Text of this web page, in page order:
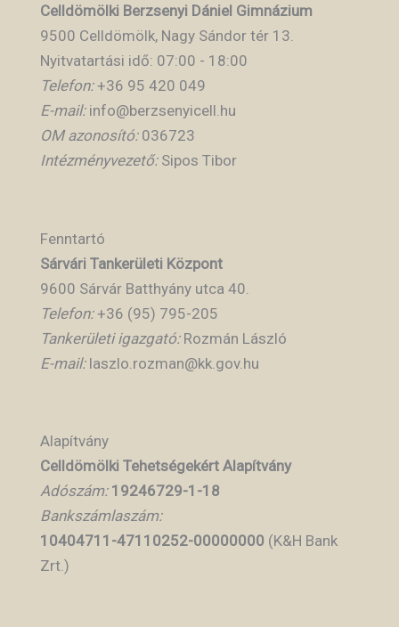
Celldömölki Berzsenyi Dániel Gimnázium
9500 Celldömölk, Nagy Sándor tér 13.
Nyitvatartási idő: 07:00 - 18:00
Telefon:+36 95 420 049
E-mail:info@berzsenyicell.hu
OM azonosító:036723
Intézményvezető:Sipos Tibor
Fenntartó
Sárvári Tankerületi Központ
9600 Sárvár Batthyány utca 40.
Telefon:+36 (95) 795-205
Tankerületi igazgató:Rozmán László
E-mail:laszlo.rozman@kk.gov.hu
Alapítvány
Celldömölki Tehetségekért Alapítvány
Adószám: 19246729-1-18
Bankszámlaszám:
10404711-47110252-00000000 (K&H Bank
Zrt.)